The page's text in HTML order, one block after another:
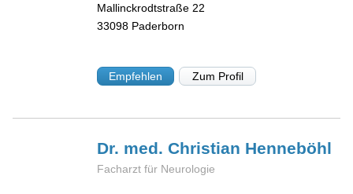
Mallinckrodtstraße 22
33098 Paderborn
Empfehlen Zum Profil
Dr. med. Christian Henneböhl
Facharzt für Neurologie